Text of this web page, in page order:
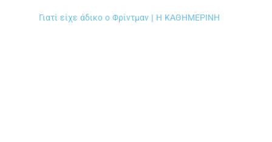
Γιατί είχε άδικο ο Φρίντμαν | Η ΚΑΘΗΜΕΡΙΝΗ